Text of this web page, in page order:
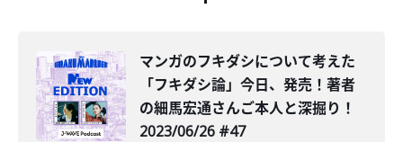
マンガのフキダシについて考えた
「フキダシ論」今日、発売！著者
の細馬宏通さんご本人と深掘り！
2023/06/26 #47